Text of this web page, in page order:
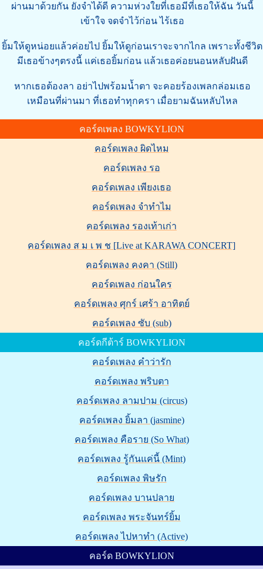
ผ่านมาด้วยกัน ยังจำได้ดี ความห่วงใยที่เธอมีที่เธอให้ฉัน วันนี้
เข้าใจ จดจำไว้ก่อน ไร้เธอ
ยิ้มให้ดูหน่อยแล้วค่อยไป ยิ้มให้ดูก่อนเราจะจากไกล เพราะทั้งชีวิต
มีเธอข้างๆตรงนี้ แค่เธอยิ้มก่อน แล้วเธอค่อยนอนหลับฝันดี
หากเธอต้องลา อย่าไปพร้อมน้ำตา จะคอยร้องเพลกล่อมเธอ
เหมือนที่ผ่านมา ที่เธอทำทุกครา เมื่อยามฉันหลับไหล
คอร์ดเพลง BOWKYLION
คอร์ดเพลง ผิดไหม
คอร์ดเพลง รอ
คอร์ดเพลง เพียงเธอ
คอร์ดเพลง จำทำไม
คอร์ดเพลง รองเท้าเก่า
คอร์ดเพลง ส ม เ พ ช [Live at KARAWA CONCERT]
คอร์ดเพลง คงคา (Still)
คอร์ดเพลง ก่อนใคร
คอร์ดเพลง ศุกร์ เศร้า อาทิตย์
คอร์ดเพลง ซับ (sub)
คอร์ดกีต้าร์ BOWKYLION
คอร์ดเพลง คำว่ารัก
คอร์ดเพลง พริบตา
คอร์ดเพลง ลามปาม (circus)
คอร์ดเพลง ยิ้มลา (jasmine)
คอร์ดเพลง คือราย (So What)
คอร์ดเพลง รู้กันแค่นี้ (Mint)
คอร์ดเพลง พิษรัก
คอร์ดเพลง บานปลาย
คอร์ดเพลง พระจันทร์ยิ้ม
คอร์ดเพลง ไปหาทำ (Active)
คอร์ด BOWKYLION